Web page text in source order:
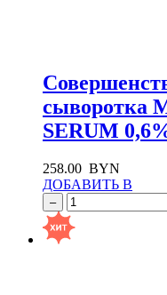
сыворотка
SERUM
258.00 BYN
ДОБАВИТЬ В
–